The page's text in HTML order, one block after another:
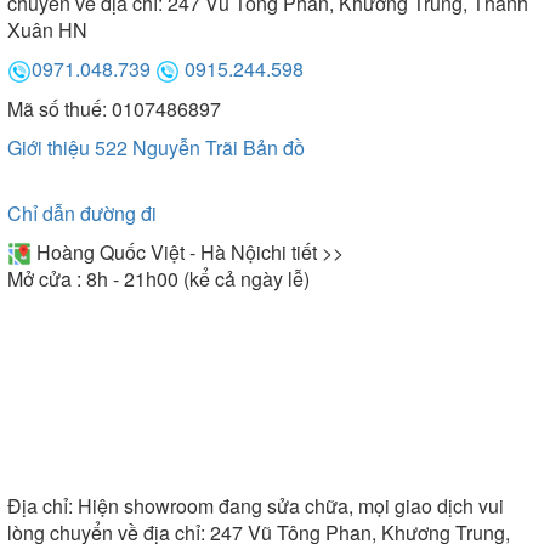
đơn giản, tiện lợi hỗ trợ tốt cho người dùng. Ngoài
ra, một số model cụ thể có thêm chuông cửa màn
hình, chuông báo, cảnh báo đột nhập và chức năng
tự động khóa hiện đại.
Xuân HN
0971.048.739
0915.244.598
Mã số thuế: 0107486897
Giới thiệu 522 Nguyễn Trãi Bản đồ
Chỉ dẫn đường đi
Hoàng Quốc Việt - Hà Nộichi tiết >>
Mở cửa : 8h - 21h00 (kể cả ngày lễ)
Địa chỉ: Hiện showroom đang sửa chữa, mọi giao dịch vui
lòng chuyển về địa chỉ: 247 Vũ Tông Phan, Khương Trung,